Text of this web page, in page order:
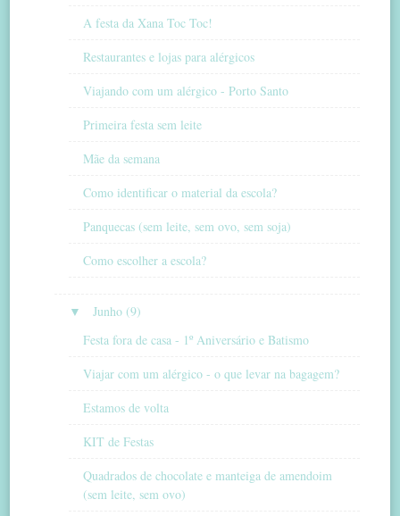
A festa da Xana Toc Toc!
Restaurantes e lojas para alérgicos
Viajando com um alérgico - Porto Santo
Primeira festa sem leite
Mãe da semana
Como identificar o material da escola?
Panquecas (sem leite, sem ovo, sem soja)
Como escolher a escola?
▼
Junho (9)
Festa fora de casa - 1º Aniversário e Batismo
Viajar com um alérgico - o que levar na bagagem?
Estamos de volta
KIT de Festas
Quadrados de chocolate e manteiga de amendoim
(sem leite, sem ovo)